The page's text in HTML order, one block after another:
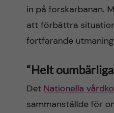
in på forskarbanan.
att förbättra
fortfarande
“Helt
Det Nationella
sammanställde för